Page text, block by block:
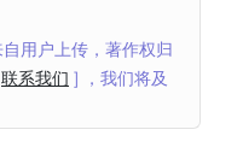
用户上传，著作权归
联系我们 ] ，我们将及